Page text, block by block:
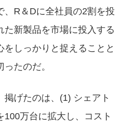
、R＆Dに全社員の2割を投
た新製品を市場に投入する
をしっかりと捉えることと
たのだ。
げたのは、(1) シェアト
100万台に拡大し、コスト